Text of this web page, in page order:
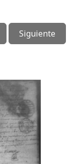
Siguiente